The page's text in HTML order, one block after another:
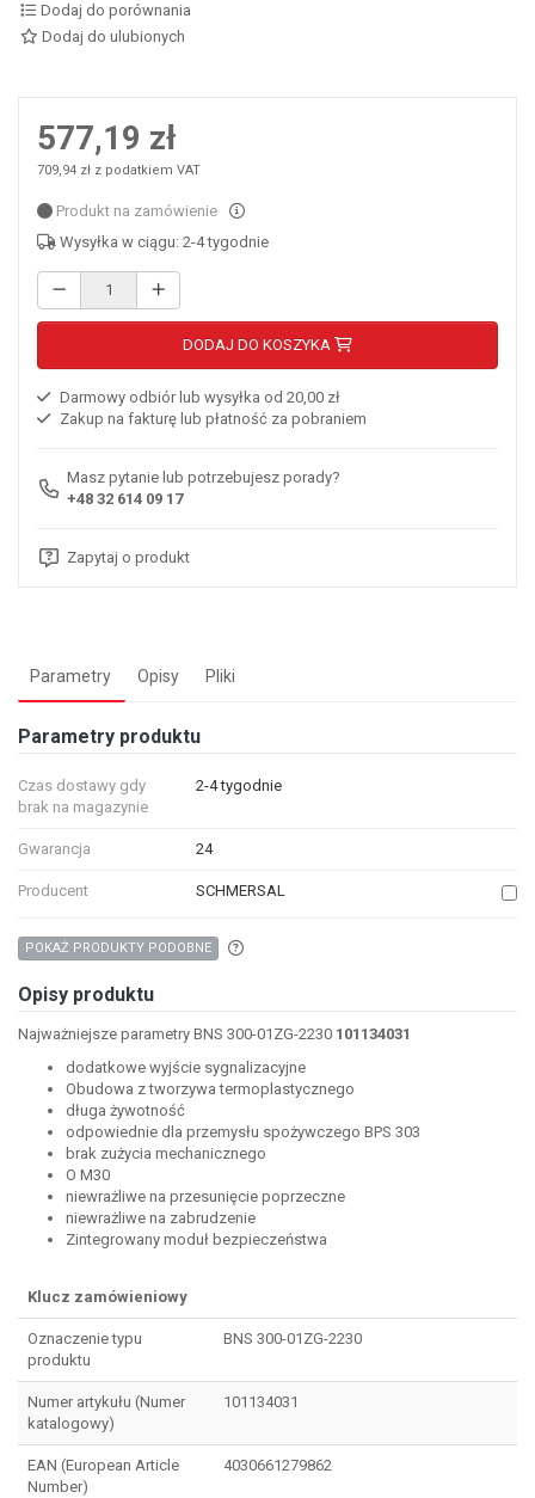
Dodaj do porównania
Dodaj do ulubionych
577,19 zł
709,94 zł z podatkiem VAT
Produkt na zamówienie
Wysyłka w ciągu: 2-4 tygodnie
DODAJ DO KOSZYKA
Darmowy odbiór lub wysyłka od 20,00 zł
Zakup na fakturę lub płatność za pobraniem
Masz pytanie lub potrzebujesz porady?
+48 32 614 09 17
Zapytaj o produkt
Parametry Opisy Pliki
Parametry produktu
Czas dostawy gdy
brak na magazynie
2-4 tygodnie
Gwarancja 24
Producent SCHMERSAL
POKAŻ PRODUKTY PODOBNE
Opisy produktu
Najważniejsze parametry BNS 300-01ZG-2230 101134031
dodatkowe wyjście sygnalizacyjne
Obudowa z tworzywa termoplastycznego
długa żywotność
odpowiednie dla przemysłu spożywczego BPS 303
brak zużycia mechanicznego
O M30
niewrażliwe na przesunięcie poprzeczne
niewrażliwe na zabrudzenie
Zintegrowany moduł bezpieczeństwa
Klucz zamówieniowy
Oznaczenie typu
produktu
BNS 300-01ZG-2230
Numer artykułu (Numer
katalogowy)
101134031
EAN (European Article
Number)
4030661279862